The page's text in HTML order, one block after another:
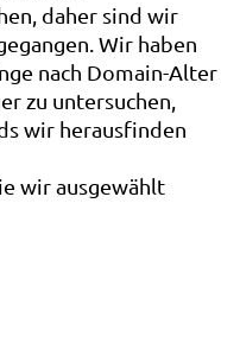
daher sind wir
Wir haben
nach Domain-Alter
zu untersuchen,
wir herausfinden
wir ausgewählt